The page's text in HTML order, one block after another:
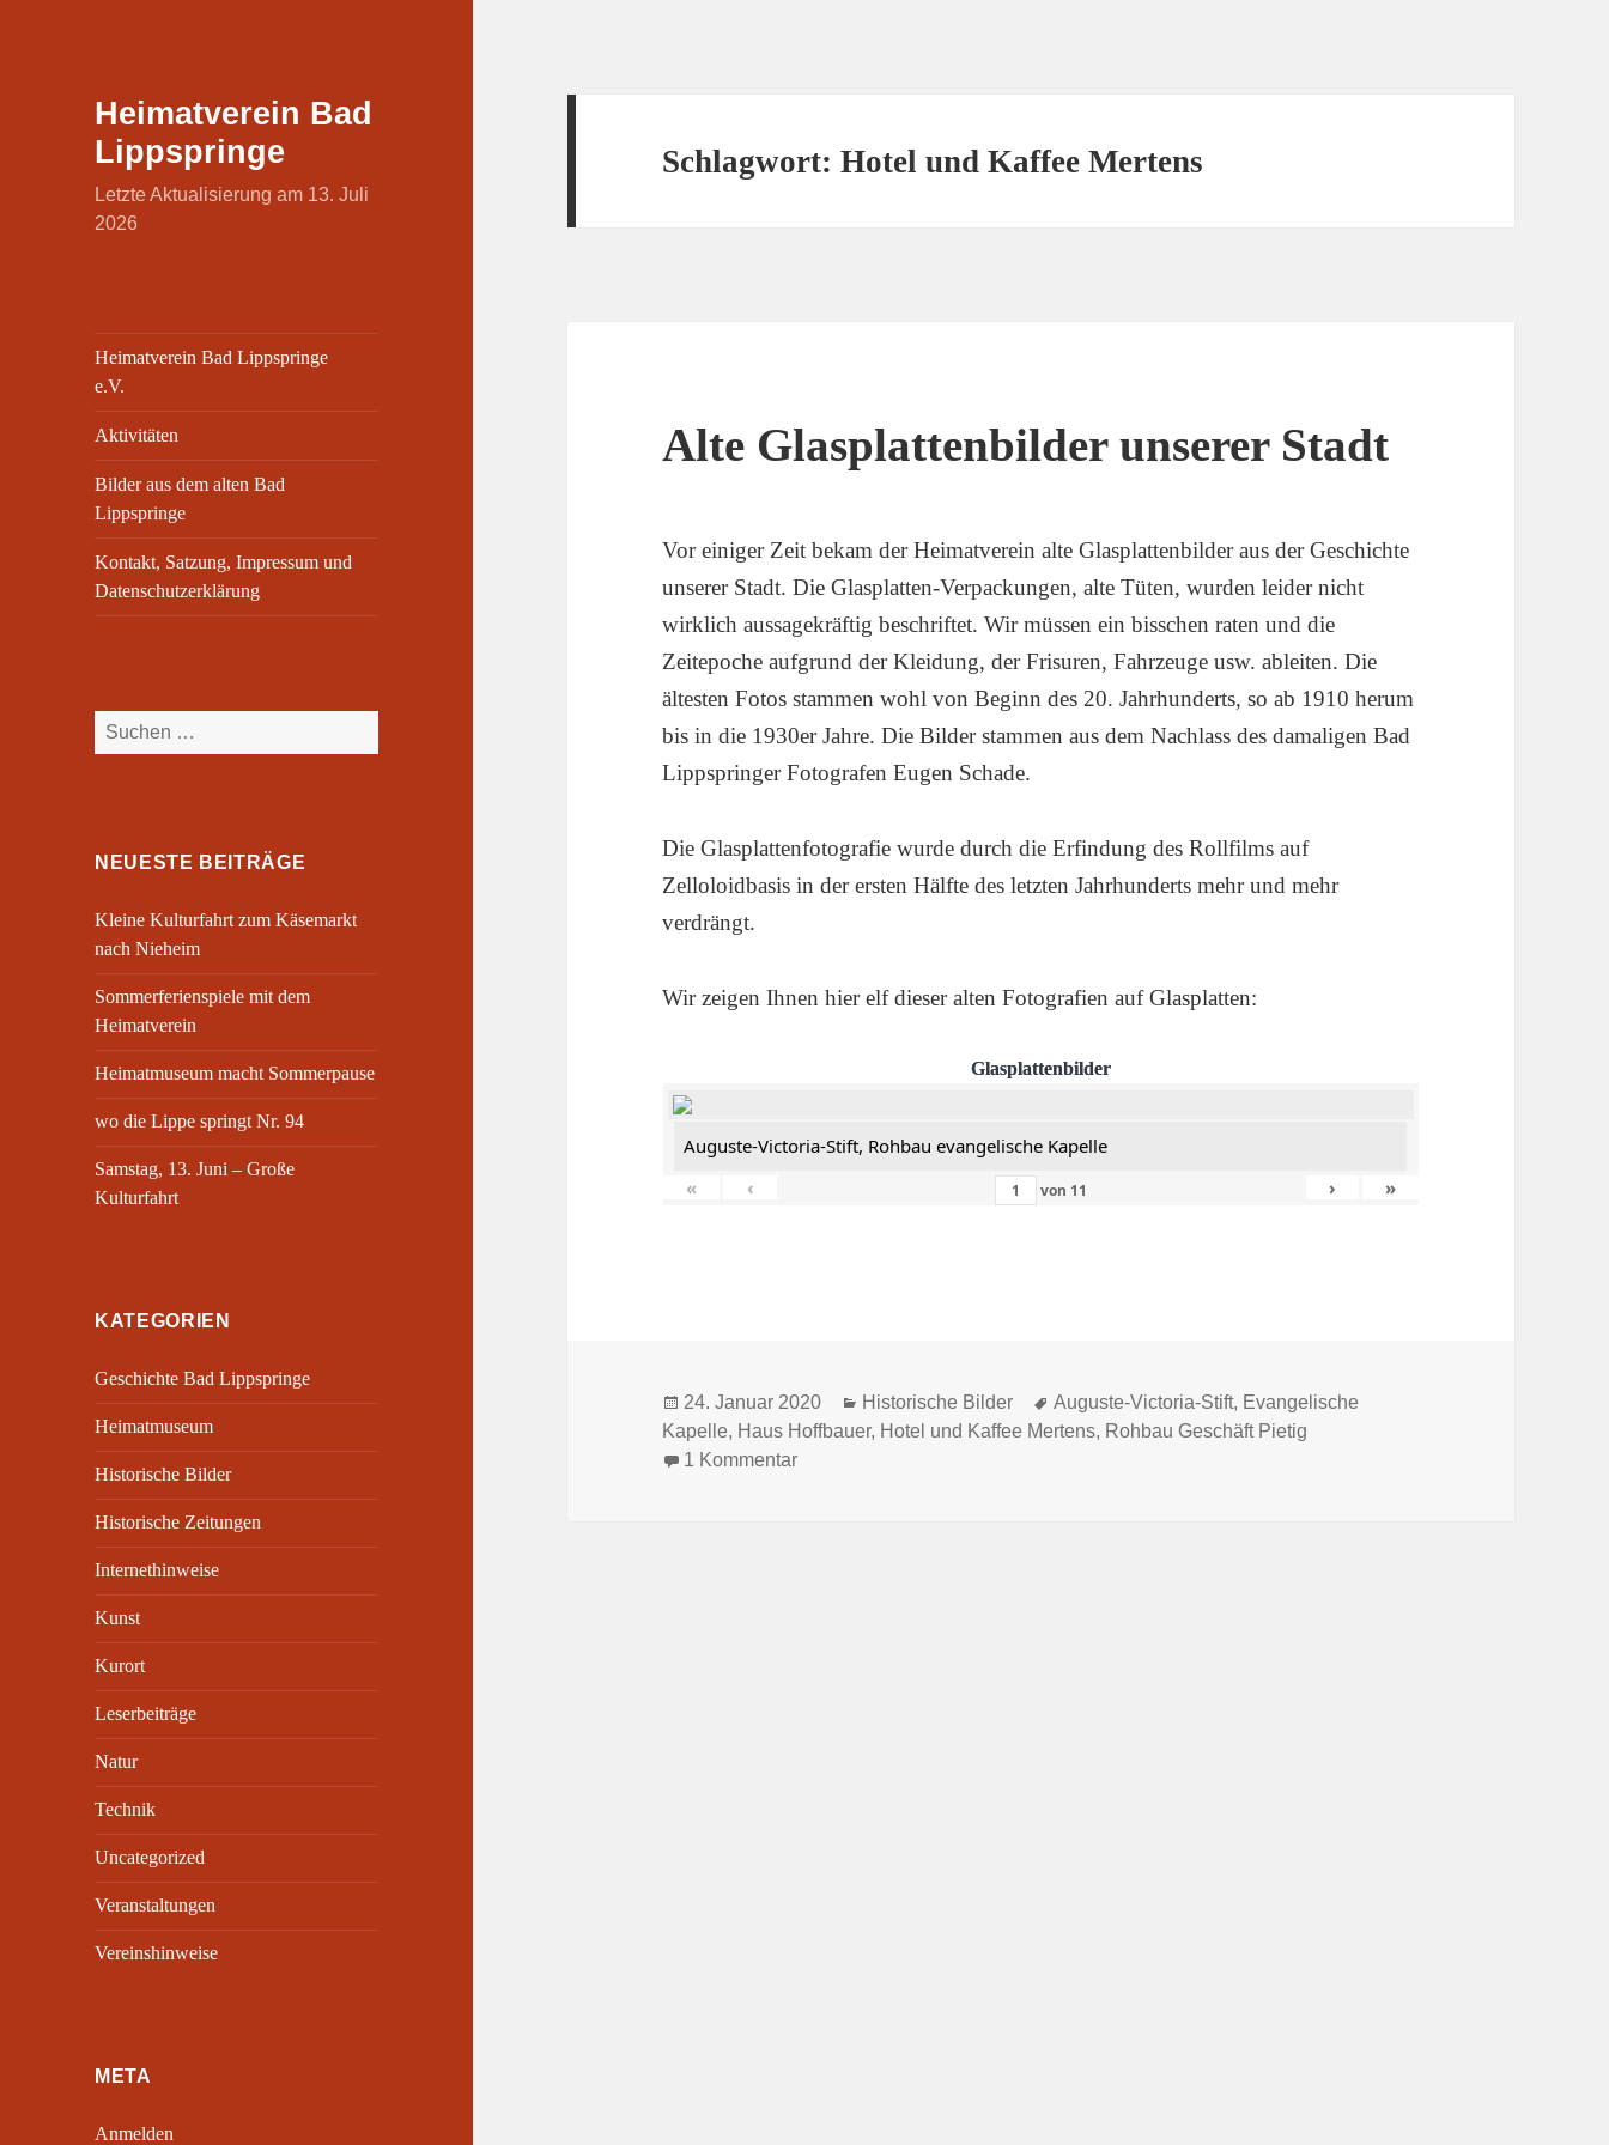
Heimatverein Bad
Lippspringe
Letzte Aktualisierung am 13. Juli
2026
Heimatverein Bad Lippspringe
e.V.
Aktivitäten
Bilder aus dem alten Bad
Lippspringe
Kontakt, Satzung, Impressum und
Datenschutzerklärung
Suchen
nach:
NEUESTE BEITRÄGE
Kleine Kulturfahrt zum Käsemarkt
nach Nieheim
Sommerferienspiele mit dem
Heimatverein
Heimatmuseum macht Sommerpause
wo die Lippe springt Nr. 94
Samstag, 13. Juni – Große
Kulturfahrt
KATEGORIEN
Geschichte Bad Lippspringe
Heimatmuseum
Historische Bilder
Historische Zeitungen
Internethinweise
Kunst
Kurort
Leserbeiträge
Natur
Technik
Uncategorized
Veranstaltungen
Vereinshinweise
META
Anmelden
Schlagwort:Hotel und Kaffee Mertens
Alte Glasplattenbilder unserer Stadt
Vor einiger Zeit bekam der Heimatverein alte Glasplattenbilder aus der Geschichte
unserer Stadt. Die Glasplatten-Verpackungen, alte Tüten, wurden leider nicht
wirklich aussagekräftig beschriftet. Wir müssen ein bisschen raten und die
Zeitepoche aufgrund der Kleidung, der Frisuren, Fahrzeuge usw. ableiten. Die
ältesten Fotos stammen wohl von Beginn des 20. Jahrhunderts, so ab 1910 herum
bis in die 1930er Jahre. Die Bilder stammen aus dem Nachlass des damaligen Bad
Lippspringer Fotografen Eugen Schade.
Die Glasplattenfotografie wurde durch die Erfindung des Rollfilms auf
Zelloloidbasis in der ersten Hälfte des letzten Jahrhunderts mehr und mehr
verdrängt.
Wir zeigen Ihnen hier elf dieser alten Fotografien auf Glasplatten:
Glasplattenbilder
Auguste-Victoria-Stift, Rohbau evangelische Kapelle
«
‹ von 11 › »
Veröffentlicht
am
24. Januar 2020 Kategorien
Historische Bilder Schlagwörter
Auguste-Victoria-Stift, Evangelische
Kapelle, Haus Hoffbauer, Hotel und Kaffee Mertens, Rohbau Geschäft Pietig
1 Kommentarzu Alte Glasplattenbilder unserer Stadt